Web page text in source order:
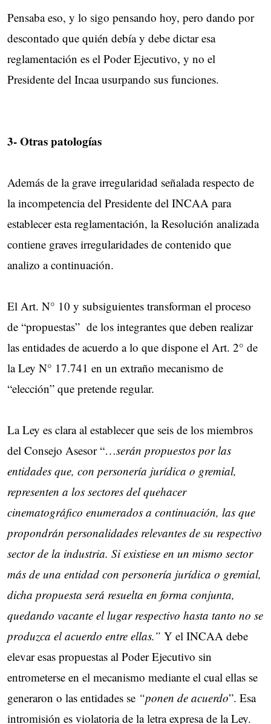
Pensaba eso, y lo sigo pensando hoy, pero dando por
descontado que quién debía y debe dictar esa
reglamentación es el Poder Ejecutivo, y no el
Presidente del Incaa usurpando sus funciones.
3- Otras patologías
Además de la grave irregularidad señalada respecto de
la incompetencia del Presidente del INCAA para
establecer esta reglamentación, la Resolución analizada
contiene graves irregularidades de contenido que
analizo a continuación.
El Art. N° 10 y subsiguientes transforman el proceso
de “propuestas” de los integrantes que deben realizar
las entidades de acuerdo a lo que dispone el Art. 2° de
la Ley N° 17.741 en un extraño mecanismo de
“elección” que pretende regular.
La Ley es clara al establecer que seis de los miembros
del Consejo Asesor “…serán propuestos por las
entidades que, con personería jurídica o gremial,
representen a los sectores del quehacer
cinematográfico enumerados a continuación, las que
propondrán personalidades relevantes de su respectivo
sector de la industria. Si existiese en un mismo sector
más de una entidad con personería jurídica o gremial,
dicha propuesta será resuelta en forma conjunta,
quedando vacante el lugar respectivo hasta tanto no se
produzca el acuerdo entre ellas.” Y el INCAA debe
elevar esas propuestas al Poder Ejecutivo sin
entrometerse en el mecanismo mediante el cual ellas se
generaron o las entidades se “ponen de acuerdo”. Esa
intromisión es violatoria de la letra expresa de la Ley.